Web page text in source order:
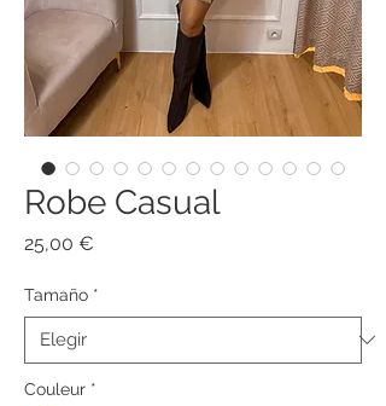
Robe Casual
25,00 €
Tamaño *
Couleur *